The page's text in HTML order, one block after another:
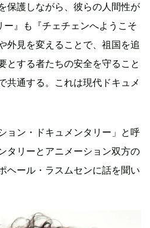
保護しながら、彼らの人間性が
』も『チェチェンへようこそ
外見を変えることで、祖国を追
とする者たちの安全を守ること
共通する。これは現代ドキュメ
ョン・ドキュメンタリー」と呼
タリーとアニメーション双方の
ヘール・ラスムセンに話を聞い